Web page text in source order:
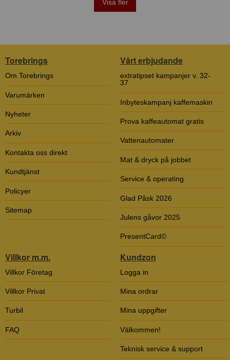
Visa fler
Torebrings
Om Torebrings
Varumärken
Nyheter
Arkiv
Kontakta oss direkt
Kundtjänst
Policyer
Sitemap
Vårt erbjudande
extratipset kampanjer v. 32-
37
Inbyteskampanj kaffemaskin
Prova kaffeautomat gratis
Vattenautomater
Mat & dryck på jobbet
Service & operating
Glad Påsk 2026
Julens gåvor 2025
PresentCard©
Villkor m.m.
Villkor Företag
Villkor Privat
Turbil
FAQ
Kundzon
Logga in
Mina ordrar
Mina uppgifter
Välkommen!
Teknisk service & support